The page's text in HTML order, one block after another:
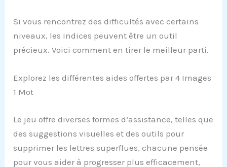
Si vous rencontrez des difficultés avec certains
niveaux, les indices peuvent être un outil
précieux. Voici comment en tirer le meilleur parti.
Explorez les différentes aides offertes par 4 Images
1 Mot
Le jeu offre diverses formes d’assistance, telles que
des suggestions visuelles et des outils pour
supprimer les lettres superflues, chacune pensée
pour vous aider à progresser plus efficacement,